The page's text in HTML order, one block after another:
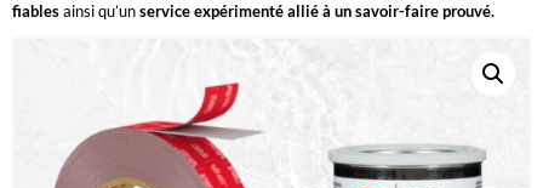
fiablesainsi qu’unservice expérimenté allié à un savoir-faire prouvé.